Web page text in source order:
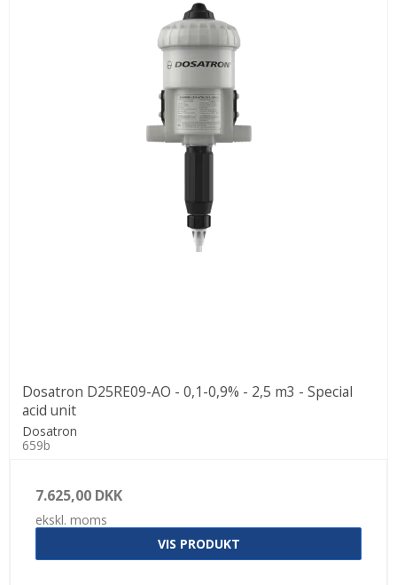
Dosatron D25RE09-AO - 0,1-0,9% - 2,5 m3 - Special
acid unit
Dosatron
659b
7.625,00 DKK
ekskl. moms
VIS PRODUKT